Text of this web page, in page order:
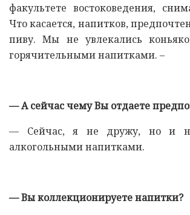
факультете востоковедения,
Что касается, напитков,
пиву. Мы не увлекались
горячительными напитками. –
— А сейчас чему Вы отдаете
— Сейчас, я не дружу, но и
алкогольными напитками.
— Вы коллекционируете напитки?